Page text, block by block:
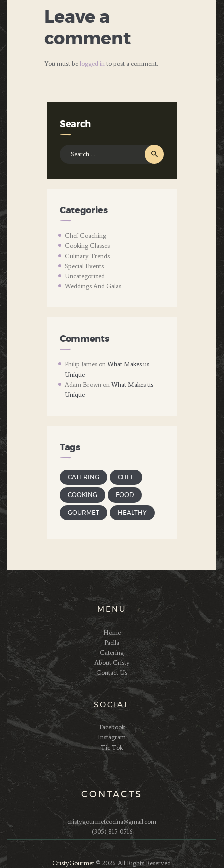
Leave a
comment
You must be logged in to post a comment.
Search
Categories
Chef Coaching
Cooking Classes
Culinary Trends
Special Events
Uncategorized
Weddings And Galas
Comments
Philip James onWhat Makes us
Unique
Adam Brown onWhat Makes us
Unique
Tags
CATERING CHEF
COOKING FOOD
GOURMET HEALTHY
MENU
Home
Paella
Catering
About Cristy
Contact Us
SOCIAL
Facebook
Instagram
Tic Tok
CONTACTS
cristygourmetcocina@gmail.com
(305) 815-0516
CristyGourmet© 2026. All Rights Reserved.